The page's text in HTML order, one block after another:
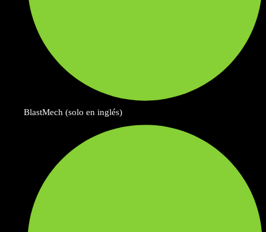
BlastMech (solo en inglés)